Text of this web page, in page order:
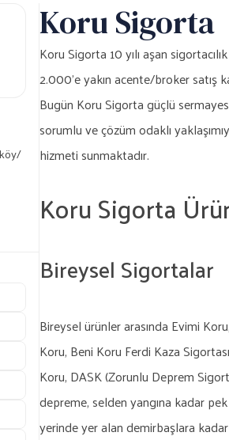
Koru Sigorta
Koru Sigorta 10 yılı aşan
2.000’e yakın acente/broker satış
Bugün Koru Sigorta güçlü
sorumlu ve çözüm odaklı
hizmeti sunmaktadır.
Koru Sigorta
Bireysel Sigortalar
Bireysel ürünler arasında Evimi
Koru, Beni Koru Ferdi Kaza
Koru, DASK (Zorunlu Deprem
depreme, selden yangına kadar
yerinde yer alan demirbaşlara